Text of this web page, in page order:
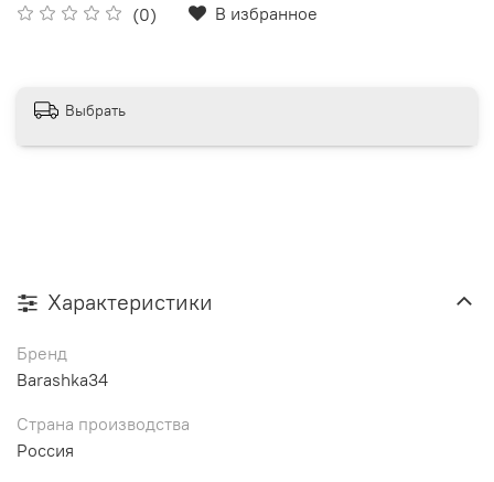
(0) В избранное
Выбрать
Характеристики
Бренд
Barashka34
Страна производства
Россия